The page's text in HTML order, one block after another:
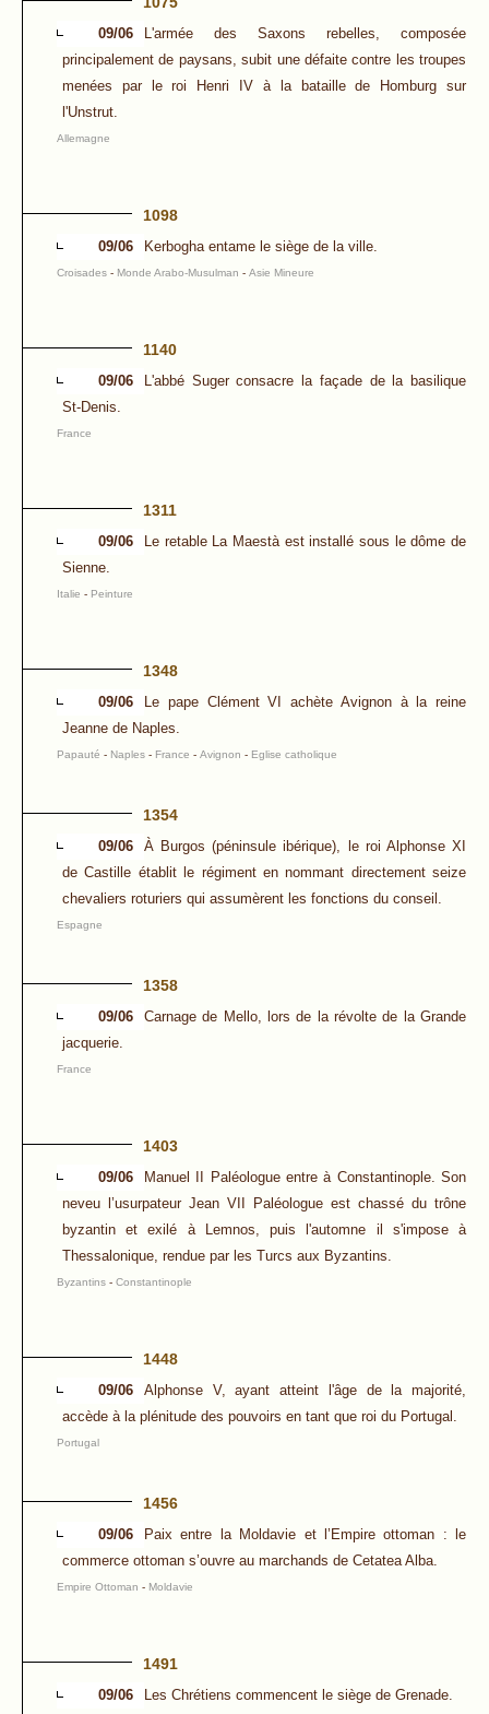
09/06
L'armée des Saxons rebelles, composée
principalement de paysans, subit une défaite contre les troupes
menées par le roi Henri IV à la bataille de Homburg sur
l'Unstrut.
Allemagne
1098
09/06 Kerbogha entame le siège de la ville.
Croisades - Monde Arabo-Musulman - Asie Mineure
1140
09/06
L'abbé Suger consacre la façade de la basilique
St-Denis.
France
1311
09/06
Le retable La Maestà est installé sous le dôme de
Sienne.
Italie - Peinture
1348
09/06
Le pape Clément VI achète Avignon à la reine
Jeanne de Naples.
Papauté - Naples - France - Avignon - Eglise catholique
1354
09/06
À Burgos (péninsule ibérique), le roi Alphonse XI
de Castille établit le régiment en nommant directement seize
chevaliers roturiers qui assumèrent les fonctions du conseil.
Espagne
1358
09/06
Carnage de Mello, lors de la révolte de la Grande
jacquerie.
France
1403
09/06
Manuel II Paléologue entre à Constantinople. Son
neveu l’usurpateur Jean VII Paléologue est chassé du trône
byzantin et exilé à Lemnos, puis l'automne il s'impose à
Thessalonique, rendue par les Turcs aux Byzantins.
Byzantins - Constantinople
1448
09/06
Alphonse V, ayant atteint l'âge de la majorité,
accède à la plénitude des pouvoirs en tant que roi du Portugal.
Portugal
1456
09/06
Paix entre la Moldavie et l’Empire ottoman : le
commerce ottoman s’ouvre au marchands de Cetatea Alba.
Empire Ottoman - Moldavie
1491
09/06 Les Chrétiens commencent le siège de Grenade.